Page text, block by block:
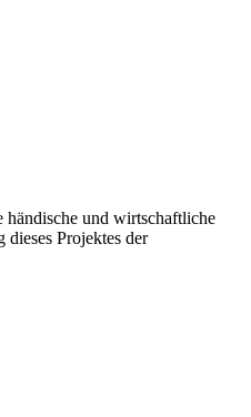
und wirtschaftliche
dieses Projektes der
Zeit